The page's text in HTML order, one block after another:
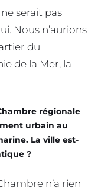
serait pas
Nous n’aurions
du
de la Mer, la
régionale
urbain au
La ville est-
?
n’a rien